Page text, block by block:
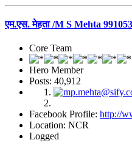
एम.एस. मेहता /M S Mehta
Core Team
Hero Member
Posts: 40,912
Facebook Profile: http://
Location: NCR
Logged